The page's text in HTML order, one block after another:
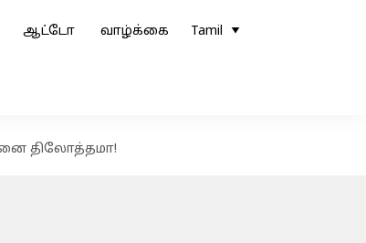
ஆட்டோ வாழ்க்கை Tamil
திலோத்தமா!